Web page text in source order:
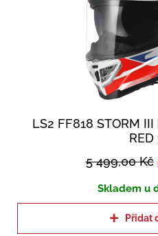
LS2 FF818 STORM
RED
5 499,00Kč
Skladem u
Přidat